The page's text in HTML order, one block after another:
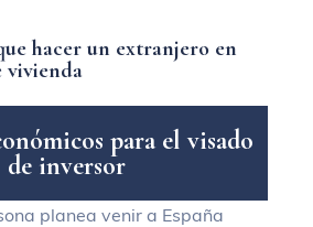
hacer un extranjero en
vivienda
onómicos para el visado
de inversor
planea venir a España